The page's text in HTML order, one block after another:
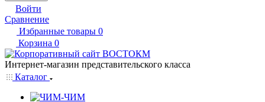
Войти
Сравнение
Избранные товары 0
Корзина 0
Интернет-магазин представительского класса
Каталог